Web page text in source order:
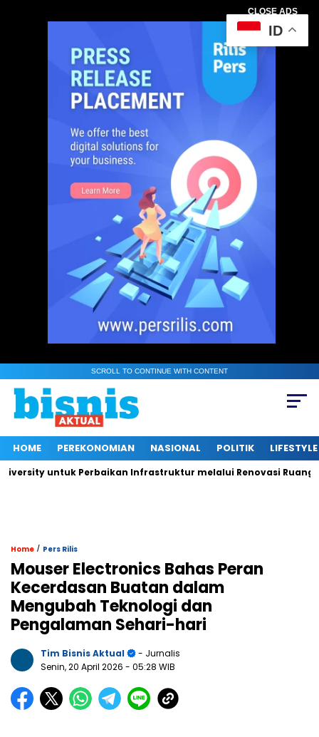
CLOSE ADS
SCROLL TO CONTINUE WITH CONTENT
HOME PEREKONOMIAN NASIONAL POLITIK LIFESTYLE
untuk Perbaikan Infrastruktur melalui Renovasi Ruang
Home / Pers Rilis
Mouser Electronics Bahas Peran
Kecerdasan Buatan dalam
Mengubah Teknologi dan
Pengalaman Sehari-hari
Tim Bisnis Aktual
- Jurnalis
Senin, 20 April 2026 - 05:28 WIB
ID